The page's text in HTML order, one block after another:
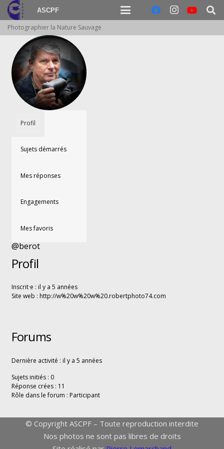
ASCPF
Photographier la Nature Sauvage
Profil
Sujets démarrés
Mes réponses
Engagements
Mes favoris
@berot
Profil
Inscrit·e : il y a 5 années
Site web : http://w%20w%20w%20.robertphoto74.com
Forums
Dernière activité : il y a 5 années
Sujets initiés : 0
Réponse crées : 11
Rôle dans le forum : Participant
© Copyright ASCPF – Toute reproduction interdite
Nos photos ne sont pas libres de droits